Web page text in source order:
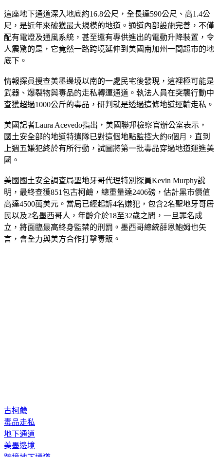
這座地下通道深入地底約16.8公尺，全長達590公尺、高1.4公
尺，是近年來破獲最大規模的地道。通道內部設施完善，不僅
配有電燈及通風系統，甚至還有專供進出的電動升降裝置，令
人震驚的是，它竟然一路跨境延伸到美國南加州一間超市的地
底下。
情報探員搜查美墨邊境以南的一處民宅後發現，這裡極可能是
武器、爆裂物與毒品的走私轉運通道。執法人員在突襲行動中
查獲超過1000公斤的毒品，研判就是透過這條地道運輸走私。
美國記者Laura Acevedo指出，美國聯邦檢察官辦公室表示，
國土安全部的地道特遣隊已對這個地點監控大約6個月，直到
上週五嫌犯終於有所行動，試圖將第一批毒品穿過地道運進美
國。
美國國土安全調查局聖地牙哥代理特別探員Kevin Murphy說
明，最終查獲851包古柯鹼，總重量達2406磅，估計黑市價值
高達4500萬美元。當局已經起訴4名嫌犯，包含2名聖地牙哥居
民以及2名墨西哥人，年齡介於18至32歲之間，一旦罪名成
立，將面臨最高終身監禁的刑罰。墨西哥總統薛恩鮑姆也矢
言，會全力與美方合作打擊毒販。
古柯鹼
毒品走私
地下通道
美墨邊境